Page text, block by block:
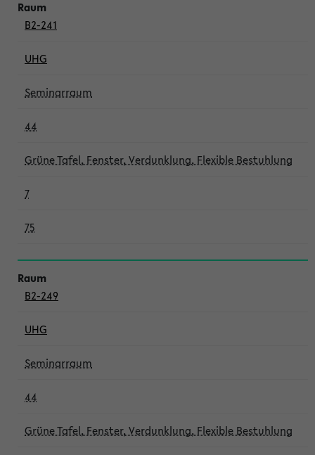
B2-241
UHG
Seminarraum
44
Grüne Tafel, Fenster, Verdunklung, Flexible Bestuhlung
7
75
B2-249
UHG
Seminarraum
44
Grüne Tafel, Fenster, Verdunklung, Flexible Bestuhlung